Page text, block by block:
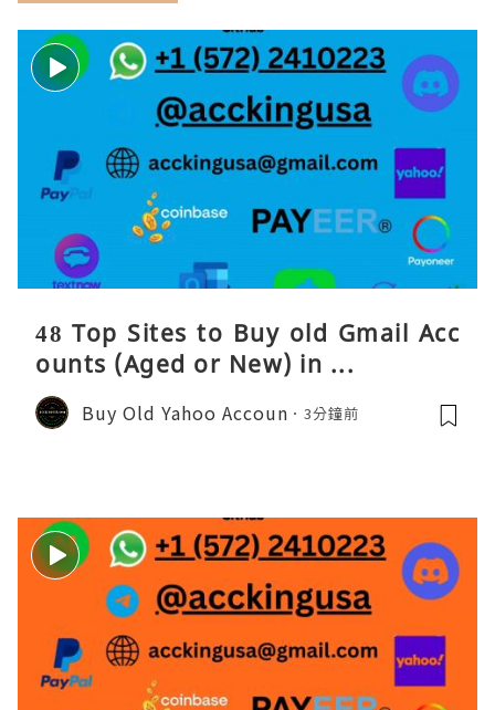
48 Top Sites to Buy old Gmail Acc
ounts (Aged or New) in ...
Buy Old Yahoo Accoun 3分鐘前